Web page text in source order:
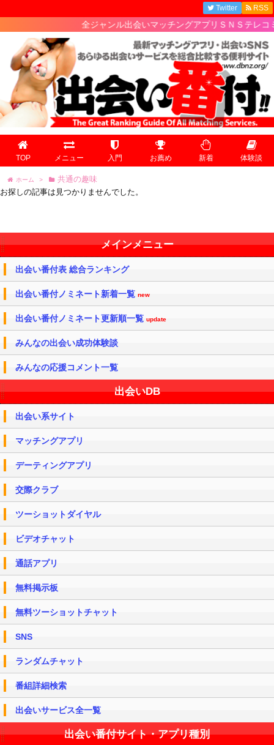
全ジャンル出会いマッチングアプリＳＮＳテレコミ
TOP メニュー 入門 お薦め 新着 体験談
Twitter RSS
ホーム >
共通の趣味
お探しの記事は見つかりませんでした。
メインメニュー
出会い番付表 総合ランキング
出会い番付ノミネート新着一覧 new
出会い番付ノミネート更新順一覧 update
みんなの出会い成功体験談
みんなの応援コメント一覧
出会いDB
出会い系サイト
マッチングアプリ
デーティングアプリ
交際クラブ
ツーショットダイヤル
ビデオチャット
通話アプリ
無料掲示板
無料ツーショットチャット
SNS
ランダムチャット
番組詳細検索
出会いサービス全一覧
出会い番付サイト・アプリ種別